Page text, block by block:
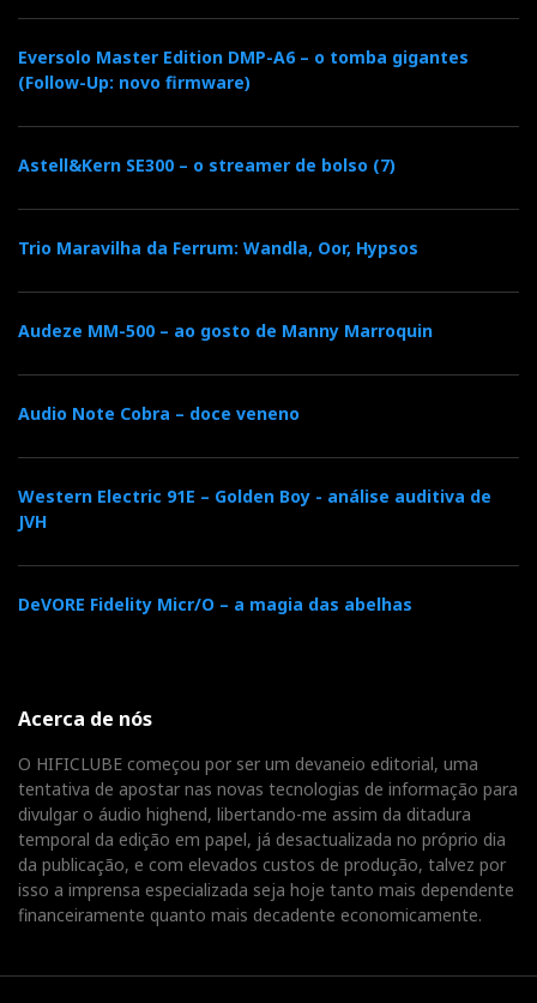
Eversolo Master Edition DMP-A6 – o tomba gigantes
(Follow-Up: novo firmware)
Astell&Kern SE300 – o streamer de bolso (7)
Trio Maravilha da Ferrum: Wandla, Oor, Hypsos
Audeze MM-500 – ao gosto de Manny Marroquin
Audio Note Cobra – doce veneno
Western Electric 91E – Golden Boy - análise auditiva de
JVH
DeVORE Fidelity Micr/O – a magia das abelhas
Acerca de nós
O HIFICLUBE começou por ser um devaneio editorial, uma
tentativa de apostar nas novas tecnologias de informação para
divulgar o áudio highend, libertando-me assim da ditadura
temporal da edição em papel, já desactualizada no próprio dia
da publicação, e com elevados custos de produção, talvez por
isso a imprensa especializada seja hoje tanto mais dependente
financeiramente quanto mais decadente economicamente.